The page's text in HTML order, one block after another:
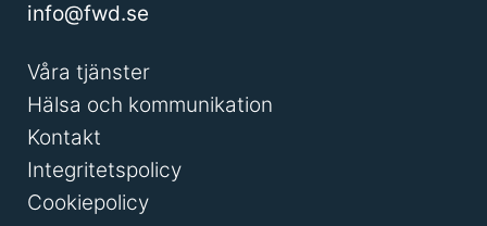
info@fwd.se
Våra tjänster
Hälsa och kommunikation
Kontakt
Integritetspolicy
Cookiepolicy